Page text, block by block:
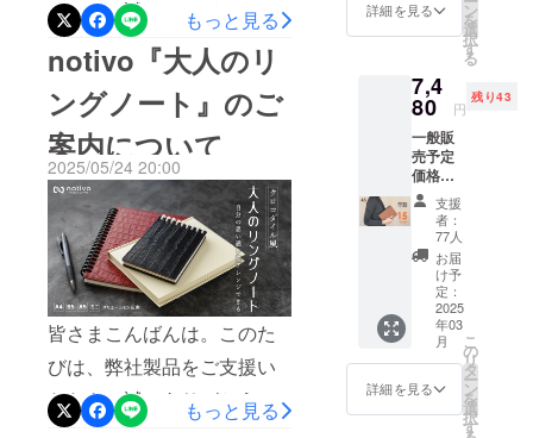
づらいため、一部だけゴー
ルドにできないか。このよ
うなお声をいただき、自社
一貫生産という強みを活か
して、オプションでさまざ
まなニーズにお応えできる
仕様をご用意いたしまし
た。これが今回のプロジェ
クトの大きな特徴でござい
ます。少しでも皆様の日常
生活のお役に立てればとの
想いを込めて、本プロジェ
クトを立ち上げました。お
綺麗に製本可能。②育てる
革と、守る革。 異なる魅力
とnotivoのこだわりを凝縮し
た、弊社カワイズムシリー
ズの「カスミ」と国産豚革
を贅沢に使用した、大人の
ためのリングノートです。
③伸縮式ペンホルダーで、
細軸から太軸まで対応。配
色の組み合わせで個性ある
コーディネートも可能！
notivoは従来の大人のリング
と、色移りしにくく汚れに
強い国産豚革を組み合わせ
て使用するほか、社内一貫
生産にこだわる強みを活か
し、ライフスタイルに合わ
せて「カード派」または
「仕分け派」を自由にお選
びいただけます。また、
キャッシュレス時代に伴う
スキミング対策として、オ
プションの「スキミング防
止シート追加」をご用意し
ております。さらに今回は
ただき、誠にありがとうご
ざいました。皆様からいた
だいた貴重な資金のおかげ
で、新製品の開発および製
造に専念することができま
した。改めて心より御礼申
し上げます。本日は、弊社
のヒット製品「360°折り返
して使えるシステム手帳」
をベースに、警察官などの
現場職の方々から寄せられ
た「中身を確実に収納しつ
つ、使いやすさを保ちた
もっと見る
notivo『大人のリ
ングノート』のご
案内について
2025/05/24 20:00
皆さまこんばんは。このた
びは、弊社製品をご支援い
ただき、誠にありがとうご
ざいました。弊社は2020
もっと見る
まですべて
社内工房の
一つ丁寧に
仕立てをし
ておりま
1、収納
用箱 x 1
ブラッ
ク、モ
スグ
リー
ン、パ
イロッ
トブ
ルー、
チャ
コール
レー、
グレー
ジュ、
キャラ
メル、
ライ
の
￥3,564
（税・
込）に
て承り
ます。
リター
ン内
容：
ルーズ
リング
x 1、革
表紙 x
2、リ
フィル
x 1、リ
ング
ジッ
パー x
1、収納
用箱 x 1
詳細を見る ン
を
選
択
す
る
7,4
80 円
残り43
一般販
売予定
価格
￥8,800
（税・
送料
込）の
とこ
ろ、 サ
ポー
ター様
限定
15%off
の
￥7,480
（税・
支援
者：
77人
お届
け予
定：
2025
年03
月
詳細を見る
こ
の
リ
タ
ー
ン
を
選
択
す